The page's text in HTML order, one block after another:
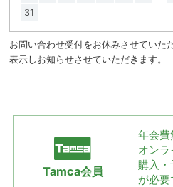
31
お問い合わせ受付をお休みさせていた
表示しお知らせさせていただきます。
Tamca会員
年会費
オン
購入
が必要